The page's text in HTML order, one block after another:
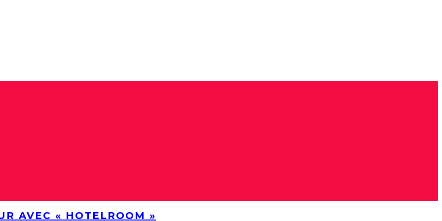
AVEC « HOTELROOM »